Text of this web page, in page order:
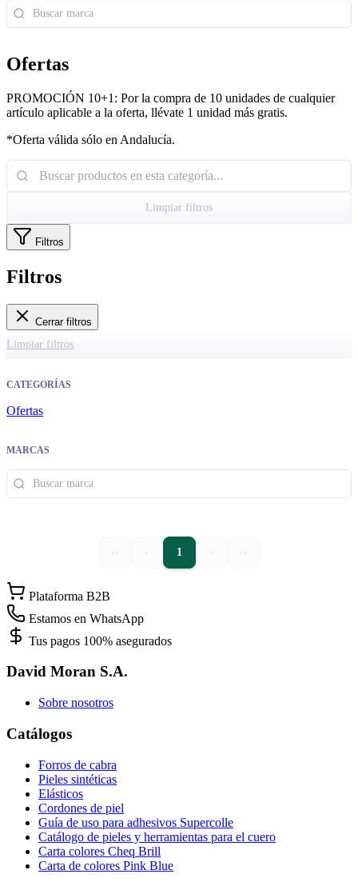
Ofertas
PROMOCIÓN 10+1: Por la compra de 10 unidades de cualquier
artículo aplicable a la oferta, llévate 1 unidad más gratis.
*Oferta válida sólo en Andalucía.
Limpiar filtros
Filtros
Filtros
Cerrar filtros
Limpiar filtros
CATEGORÍAS
Ofertas
MARCAS
‹‹ ‹ 1 › ››
Plataforma B2B
Estamos en WhatsApp
Tus pagos 100% asegurados
David Moran S.A.
Sobre nosotros
Catálogos
Forros de cabra
Pieles sintéticas
Elásticos
Cordones de piel
Guía de uso para adhesivos Supercolle
Catálogo de pieles y herramientas para el cuero
Carta colores Cheq Brill
Carta de colores Pink Blue